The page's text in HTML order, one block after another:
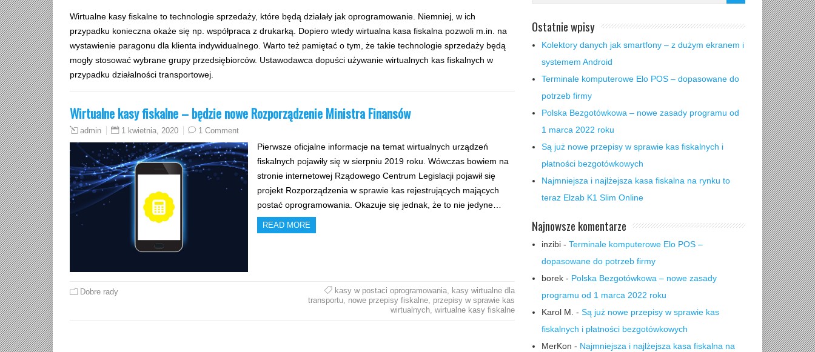
Wirtualne kasy fiskalne to technologie sprzedaży, które będą działały jak oprogramowanie. Niemniej, w ich
przypadku konieczna okaże się np. współpraca z drukarką. Dopiero wtedy wirtualna kasa fiskalna pozwoli m.in. na
wystawienie paragonu dla klienta indywidualnego. Warto też pamiętać o tym, że takie technologie sprzedaży będą
mogły stosować wybrane grupy przedsiębiorców. Ustawodawca dopuści używanie wirtualnych kas fiskalnych w
przypadku działalności transportowej.
Wirtualne kasy fiskalne – będzie nowe Rozporządzenie Ministra Finansów
admin 1 kwietnia, 2020 1 Comment
Pierwsze oficjalne informacje na temat wirtualnych urządzeń
fiskalnych pojawiły się w sierpniu 2019 roku. Wówczas bowiem na
stronie internetowej Rządowego Centrum Legislacji pojawił się
projekt Rozporządzenia w sprawie kas rejestrujących mających
postać oprogramowania. Okazuje się jednak, że to nie jedyne…
READ MORE
Dobre rady kasy w postaci oprogramowania,
kasy wirtualne dla
transportu, nowe przepisy fiskalne, przepisy w sprawie kas
wirtualnych, wirtualne kasy fiskalne
Ostatnie wpisy
Kolektory danych jak smartfony – z dużym ekranem i
systemem Android
Terminale komputerowe Elo POS – dopasowane do
potrzeb firmy
Polska Bezgotówkowa – nowe zasady programu od
1 marca 2022 roku
Są już nowe przepisy w sprawie kas fiskalnych i
płatności bezgotówkowych
Najmniejsza i najlżejsza kasa fiskalna na rynku to
teraz Elzab K1 Slim Online
Najnowsze komentarze
inzibi - Terminale komputerowe Elo POS –
dopasowane do potrzeb firmy
borek - Polska Bezgotówkowa – nowe zasady
programu od 1 marca 2022 roku
Karol M. - Są już nowe przepisy w sprawie kas
fiskalnych i płatności bezgotówkowych
MerKon - Najmniejsza i najlżejsza kasa fiskalna na